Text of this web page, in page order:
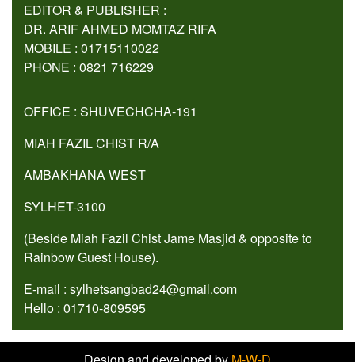
EDITOR & PUBLISHER :
DR. ARIF AHMED MOMTAZ RIFA
MOBILE : 01715110022
PHONE : 0821 716229
OFFICE : SHUVECHCHA-191
MIAH FAZIL CHIST R/A
AMBAKHANA WEST
SYLHET-3100
(Beside Miah Fazil Chist Jame Masjid & opposite to
Rainbow Guest House).
E-mail : sylhetsangbad24@gmail.com
Hello : 01710-809595